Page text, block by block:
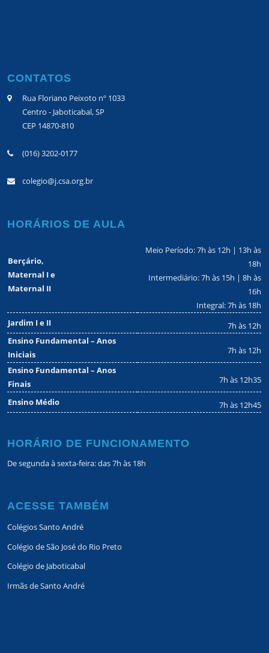
CONTATOS
Rua Floriano Peixoto nº 1033
Centro - Jaboticabal, SP
CEP 14870-810
(016) 3202-0177
colegio@j.csa.org.br
HORÁRIOS DE AULA
Berçário,
Maternal I e
Maternal II
Meio Período: 7h às 12h | 13h às
18h
Intermediário: 7h às 15h | 8h às
16h
Integral: 7h às 18h
Jardim I e II
7h às 12h
Ensino Fundamental – Anos
Iniciais
7h às 12h
Ensino Fundamental – Anos
Finais
7h às 12h35
Ensino Médio 7h às 12h45
HORÁRIO DE FUNCIONAMENTO
De segunda à sexta-feira: das 7h às 18h
ACESSE TAMBÉM
Colégios Santo André
Colégio de São José do Rio Preto
Colégio de Jaboticabal
Irmãs de Santo André